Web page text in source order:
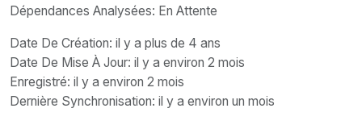
Dépendances Analysées: En Attente
Date De Création: il y a plus de 4 ans
Date De Mise À Jour: il y a environ 2 mois
Enregistré: il y a environ 2 mois
Dernière Synchronisation: il y a environ un mois